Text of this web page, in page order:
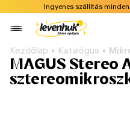
Ingyenes szállítás
Kezdőlap Katalógus
MAGUS Stereo